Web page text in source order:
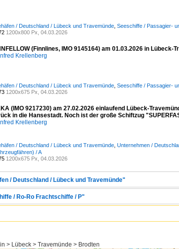
/ Deutschland / Lübeck und Travemünde Seeschiffe / Passagier-
1200x800 Px, 04.03.2026
(Finnlines, IMO 9145164) am 01.03.2026 in Lübeck-
Krellenberg
/ Deutschland / Lübeck und Travemünde Seeschiffe / Passagier-
1200x675 Px, 04.03.2026
(IMO 9217230) am 27.02.2026 einlaufend Lübeck-
in die Hansestadt. Noch ist der große Schiftzug
Krellenberg
/ Deutschland / Lübeck und Travemünde Unternehmen /
/ A
1200x675 Px, 04.03.2026
/ Deutschland / Lübeck und Travemünde"
/ Ro-Ro Frachtschiffe / P"
> Lübeck > Travemünde > Brodten